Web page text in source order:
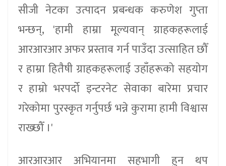
सीजी नेटका उत्पादन प्रबन्धक करुणेश गुप्ता
भन्छन्, 'हामी हाम्रा मूल्यवान् ग्राहकहरूलाई
आरआरआर अफर प्रस्ताव गर्न पाउँदा उत्साहित छौँ
र हाम्रा हितैषी ग्राहकहरूलाई उहाँहरूको सहयोग
र हाम्रो भरपर्दो इन्टरनेट सेवाका बारेमा प्रचार
गरेकोमा पुरस्कृत गर्नुपर्छ भन्ने कुरामा हामी विश्वास
राख्छौँ ।'
आरआरआर अभियानमा सहभागी हुन थप